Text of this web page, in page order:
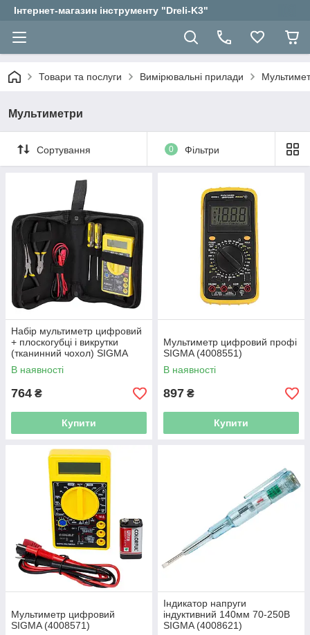
Інтернет-магазин інструменту "Dreli-K3"
Товари та послуги Вимірювальні прилади
Мультиметри
Сортування 0 Фільтри
Набір мультиметр цифровий
+ плоскогубці і викрутки
(тканинний чохол) SIGMA
(4008531)
В наявності
764 ₴
Купити
Мультиметр цифровий профі
SIGMA (4008551)
В наявності
897 ₴
Купити
Мультиметр цифровий
SIGMA (4008571)
Індикатор напруги
індуктивний 140мм 70-250В
SIGMA (4008621)